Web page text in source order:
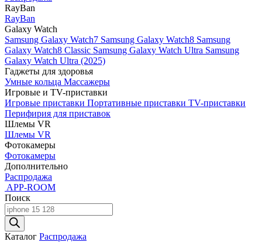
RayBan
RayBan
Galaxy Watch
Samsung Galaxy Watch7 Samsung Galaxy Watch8 Samsung
Galaxy Watch8 Classic Samsung Galaxy Watch Ultra Samsung
Galaxy Watch Ultra (2025)
Гаджеты для здоровья
Умные кольца Массажеры
Игровые и TV-приставки
Игровые приставки Портативные приставки TV-приставки
Перифирия для приставок
Шлемы VR
Шлемы VR
Фотокамеры
Фотокамеры
Дополнительно
Распродажа
APP-ROOM
Поиск
Поиск
товаров
Каталог Распродажа